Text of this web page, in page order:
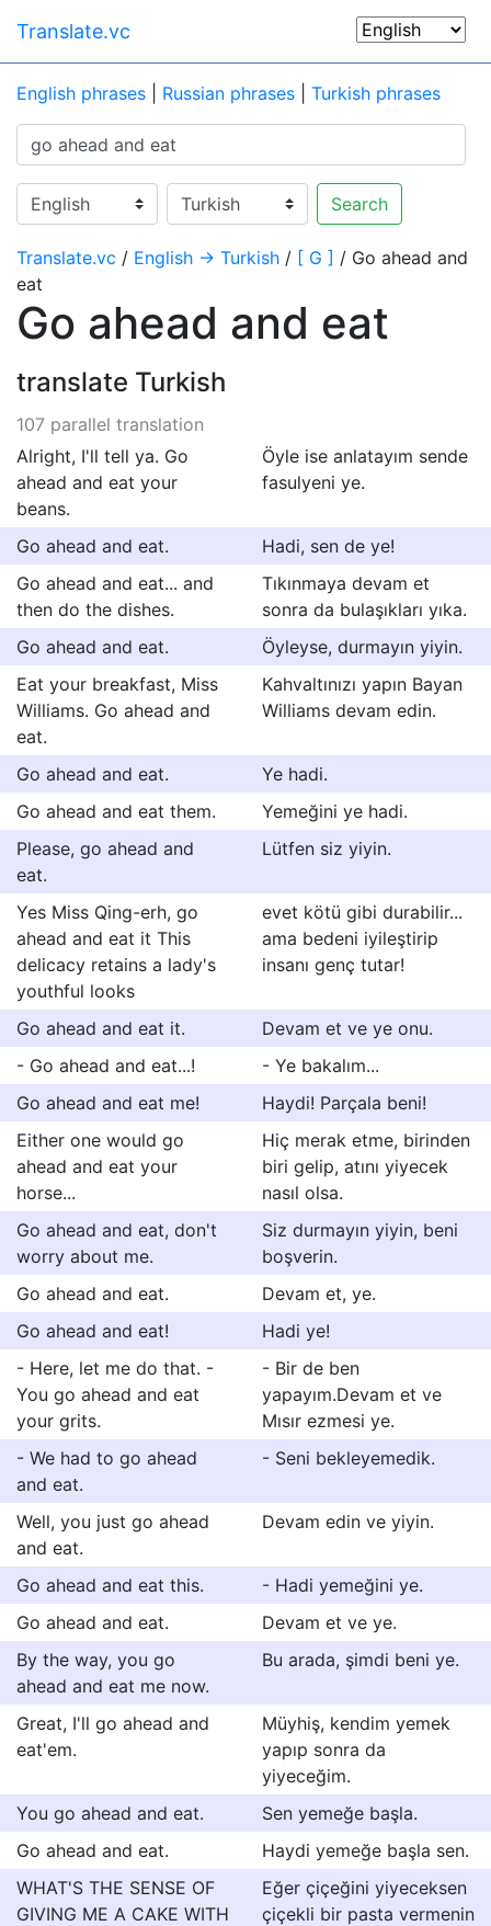
Translate.vc
English phrases Russian phrases Turkish phrases
Search
Translate.vc / English → Turkish / [ G ] / Go ahead and
eat
Go ahead and eat
translate Turkish
107 parallel translation
Alright, I'll tell ya. Go
ahead and eat your
beans.
Öyle ise anlatayım sende
fasulyeni ye.
Go ahead and eat.
Hadi, sen de ye!
Go ahead and eat... and
then do the dishes.
Tıkınmaya devam et
sonra da bulaşıkları yıka.
Go ahead and eat.
Öyleyse, durmayın yiyin.
Eat your breakfast, Miss
Williams. Go ahead and
eat.
Kahvaltınızı yapın Bayan
Williams devam edin.
Go ahead and eat.
Ye hadi.
Go ahead and eat them.
Yemeğini ye hadi.
Please, go ahead and
eat.
Lütfen siz yiyin.
Yes Miss Qing-erh, go
ahead and eat it This
delicacy retains a lady's
youthful looks
evet kötü gibi durabilir...
ama bedeni iyileştirip
insanı genç tutar!
Go ahead and eat it.
Devam et ve ye onu.
- Go ahead and eat...!
- Ye bakalım...
Go ahead and eat me!
Haydi! Parçala beni!
Either one would go
ahead and eat your
horse...
Hiç merak etme, birinden
biri gelip, atını yiyecek
nasıl olsa.
Go ahead and eat, don't
worry about me.
Siz durmayın yiyin, beni
boşverin.
Go ahead and eat.
Devam et, ye.
Go ahead and eat!
Hadi ye!
- Here, let me do that. -
You go ahead and eat
your grits.
- Bir de ben
yapayım.Devam et ve
Mısır ezmesi ye.
- We had to go ahead
and eat.
- Seni bekleyemedik.
Well, you just go ahead
and eat.
Devam edin ve yiyin.
Go ahead and eat this.
- Hadi yemeğini ye.
Go ahead and eat.
Devam et ve ye.
By the way, you go
ahead and eat me now.
Bu arada, şimdi beni ye.
Great, I'll go ahead and
eat'em.
Müyhiş, kendim yemek
yapıp sonra da
yiyeceğim.
You go ahead and eat.
Sen yemeğe başla.
Go ahead and eat.
Haydi yemeğe başla sen.
WHAT'S THE SENSE OF
GIVING ME A CAKE WITH
Eğer çiçeğini yiyeceksen
çiçekli bir pasta vermenin